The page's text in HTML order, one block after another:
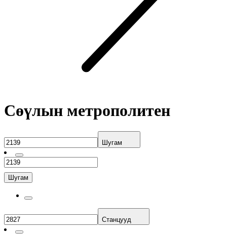
Сөүлын метрополитен
Шугам
Шугам
Станцууд